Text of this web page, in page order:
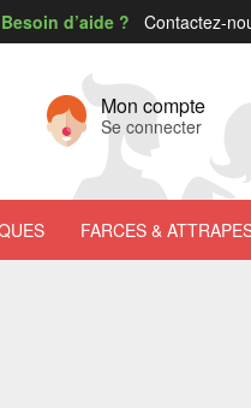
Besoin d’aide ? Contactez-
Mon compte
Se connecter
FARCES &